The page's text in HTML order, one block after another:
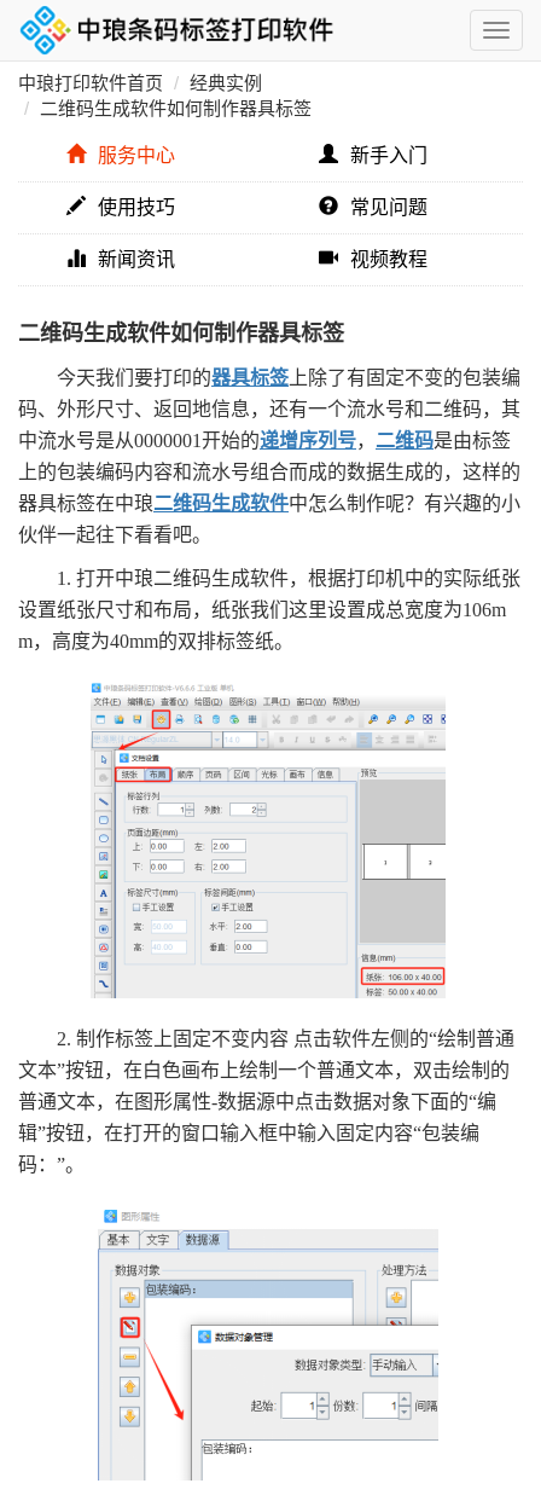
中琅打印软件首页
经典实例
二维码生成软件如何制作器具标签
服务中心 新手入门
使用技巧 常见问题
新闻资讯 视频教程
二维码生成软件如何制作器具标签
今天我们要打印的器具标签 上除了有固定不变的包装编
码、外形尺寸、返回地信息，还有一个流水号和二维码，其
中流水号是从0000001开始的递增序列号， 二维码是由标签
上的包装编码内容和流水号组合而成的数据生成的，这样的
器具标签在中琅二维码生成软件中怎么制作呢？有兴趣的小
伙伴一起往下看看吧。
1. 打开中琅二维码生成软件，根据打印机中的实际纸张
设置纸张尺寸和布局，纸张我们这里设置成总宽度为106m
m，高度为40mm的双排标签纸。
2. 制作标签上固定不变内容 点击软件左侧的“绘制普通
文本”按钮，在白色画布上绘制一个普通文本，双击绘制的
普通文本，在图形属性-数据源中点击数据对象下面的“编
辑”按钮，在打开的窗口输入框中输入固定内容“包装编
码：”。